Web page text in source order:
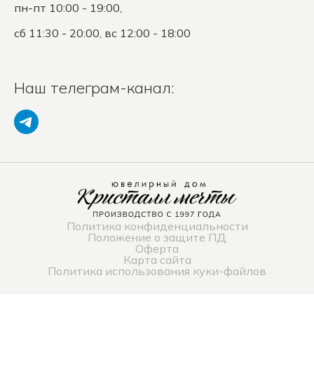
пн-пт 10:00 - 19:00,
сб 11:30 - 20:00, вс 12:00 - 18:00
Наш телеграм-канал:
Политика конфиденциальности
Положение о защите ПД
Оферта
Карта сайта
Политика использования куки-файлов